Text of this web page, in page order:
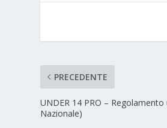
PRECEDENTE
UNDER 14 PRO –
Nazionale)